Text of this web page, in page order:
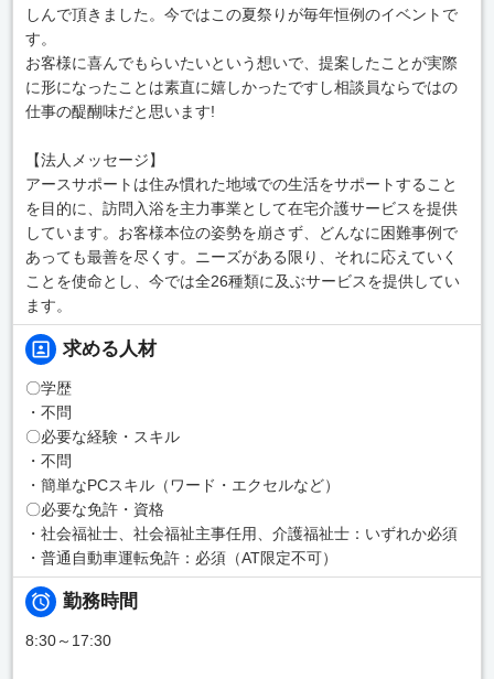
しんで頂きました。今ではこの夏祭りが毎年恒例のイベントで
す。
お客様に喜んでもらいたいという想いで、提案したことが実際
に形になったことは素直に嬉しかったですし相談員ならではの
仕事の醍醐味だと思います!
【法人メッセージ】
アースサポートは住み慣れた地域での生活をサポートすること
を目的に、訪問入浴を主力事業として在宅介護サービスを提供
しています。お客様本位の姿勢を崩さず、どんなに困難事例で
あっても最善を尽くす。ニーズがある限り、それに応えていく
ことを使命とし、今では全26種類に及ぶサービスを提供してい
ます。
求める人材
〇学歴
・不問
〇必要な経験・スキル
・不問
・簡単なPCスキル（ワード・エクセルなど）
〇必要な免許・資格
・社会福祉士、社会福祉主事任用、介護福祉士：いずれか必須
・普通自動車運転免許：必須（AT限定不可）
勤務時間
8:30～17:30